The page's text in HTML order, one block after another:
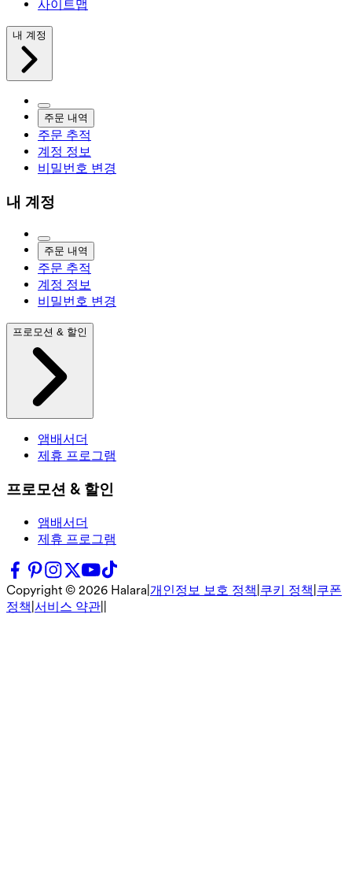
사이트맵
내 계정
주문 내역
주문 추적
계정 정보
비밀번호 변경
내 계정
주문 내역
주문 추적
계정 정보
비밀번호 변경
프로모션 & 할인
앰배서더
제휴 프로그램
프로모션 & 할인
앰배서더
제휴 프로그램
Copyright © 2026 Halara 개인정보 보호 정책 쿠키 정책 쿠폰
정책 서비스 약관